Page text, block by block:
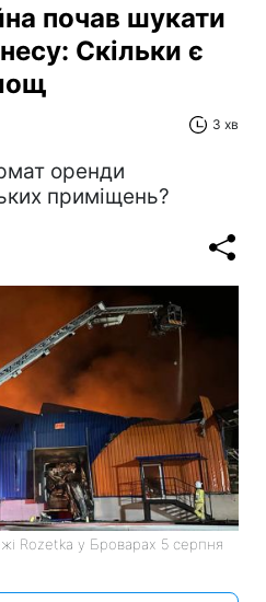
почав шукати
Скільки є
3 хв
оренди
приміщень?
Rozetka у Броварах 5 серпня